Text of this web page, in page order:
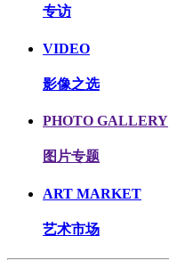
专访
VIDEO
影像之选
PHOTO GALLERY
图片专题
ART MARKET
艺术市场